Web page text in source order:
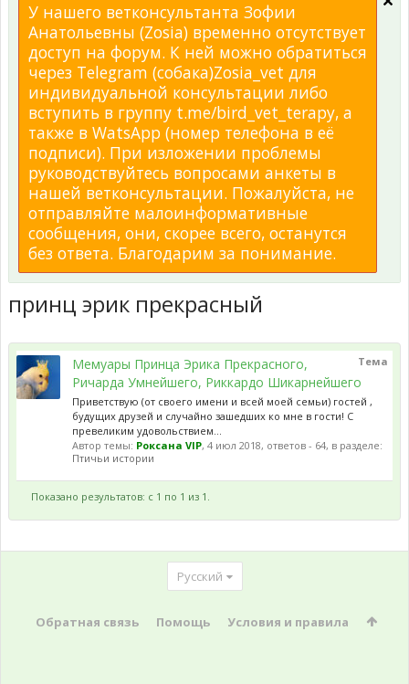
У нашего ветконсультанта Зофии
Анатольевны (Zosia) временно отсутствует
доступ на форум. К ней можно обратиться
через Telegram (собака)Zosia_vet для
индивидуальной консультации либо
вступить в группу t.me/bird_vet_terapy, а
также в WatsApp (номер телефона в её
подписи). При изложении проблемы
руководствуйтесь вопросами анкеты в
нашей ветконсультации. Пожалуйста, не
отправляйте малоинформативные
сообщения, они, скорее всего, останутся
без ответа. Благодарим за понимание.
принц эрик прекрасный
Тема
Мемуары Принца Эрика Прекрасного,
Ричарда Умнейшего, Риккардо Шикарнейшего
Приветствую (от своего имени и всей моей семьи) гостей ,
будущих друзей и случайно зашедших ко мне в гости! С
превеликим удовольствием...
Автор темы: Роксана VIP, 4 июл 2018, ответов - 64, в разделе:
Птичьи истории
Показано результатов: с 1 по 1 из 1.
Русский
Обратная связь Помощь Условия и правила